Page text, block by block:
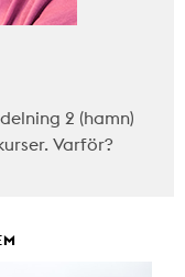
2 (hamn)
Varför?